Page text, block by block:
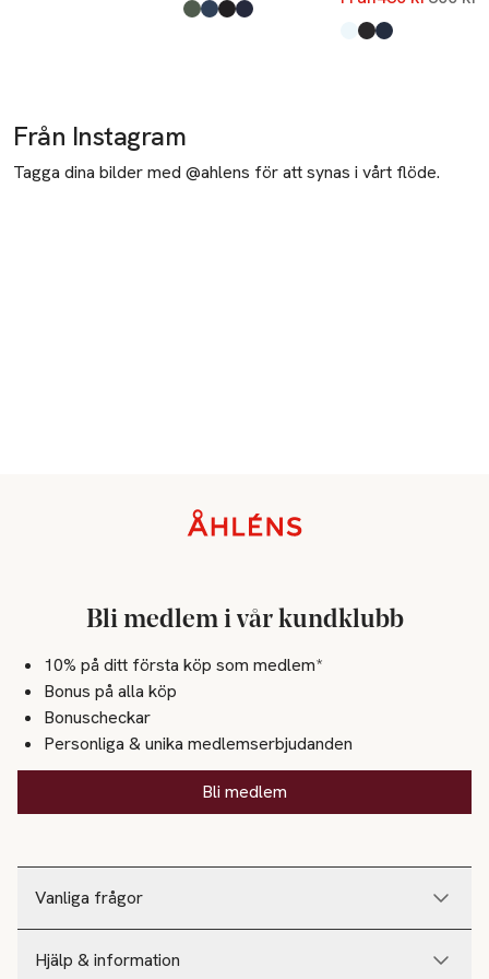
Produkten finns i färgerna:
Duck Green
Sargasso Sea
Black Beauty
Night Sky
Produkten finns i
Skywriting
Black,
Jl Navy
Från Instagram
Tagga dina bilder med @ahlens för att synas i vårt flöde.
Vanliga frågor
Hjälp & information
Bli medlem i vår kundklubb
10% på ditt första köp som medlem*
Bonus på alla köp
Bonuscheckar
Personliga & unika medlemserbjudanden
Bli medlem